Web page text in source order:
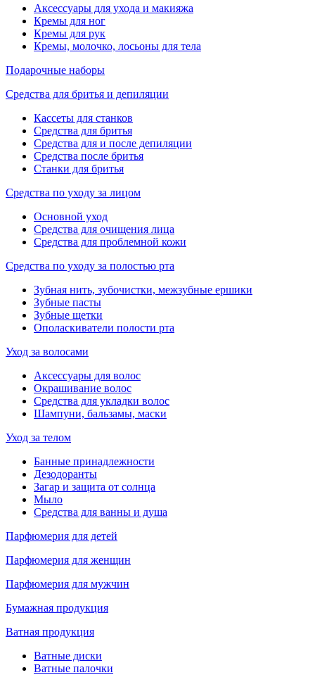
Аксессуары для ухода и макияжа
Кремы для ног
Кремы для рук
Кремы, молочко, лосьоны для тела
Подарочные наборы
Средства для бритья и депиляции
Кассеты для станков
Средства для бритья
Средства для и после депиляции
Средства после бритья
Станки для бритья
Средства по уходу за лицом
Основной уход
Средства для очищения лица
Средства для проблемной кожи
Средства по уходу за полостью рта
Зубная нить, зубочистки, межзубные ершики
Зубные пасты
Зубные щетки
Ополаскиватели полости рта
Уход за волосами
Аксессуары для волос
Окрашивание волос
Средства для укладки волос
Шампуни, бальзамы, маски
Уход за телом
Банные принадлежности
Дезодоранты
Загар и защита от солнца
Мыло
Средства для ванны и душа
Парфюмерия для детей
Парфюмерия для женщин
Парфюмерия для мужчин
Бумажная продукция
Ватная продукция
Ватные диски
Ватные палочки